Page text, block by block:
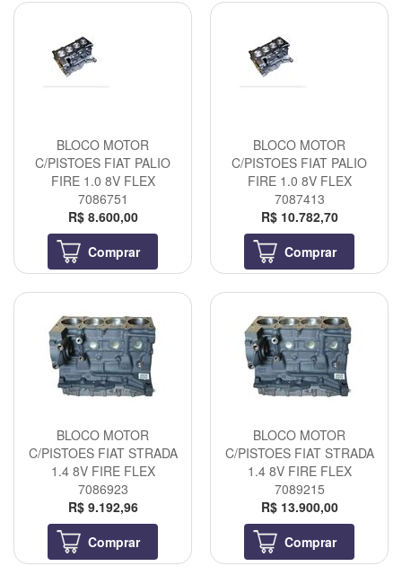
BLOCO MOTOR
C/PISTOES FIAT PALIO
FIRE 1.0 8V FLEX
7086751
R$ 8.600,00
Comprar
BLOCO MOTOR
C/PISTOES FIAT PALIO
FIRE 1.0 8V FLEX
7087413
R$ 10.782,70
Comprar
BLOCO MOTOR
C/PISTOES FIAT STRADA
1.4 8V FIRE FLEX
7086923
R$ 9.192,96
Comprar
BLOCO MOTOR
C/PISTOES FIAT STRADA
1.4 8V FIRE FLEX
7089215
R$ 13.900,00
Comprar